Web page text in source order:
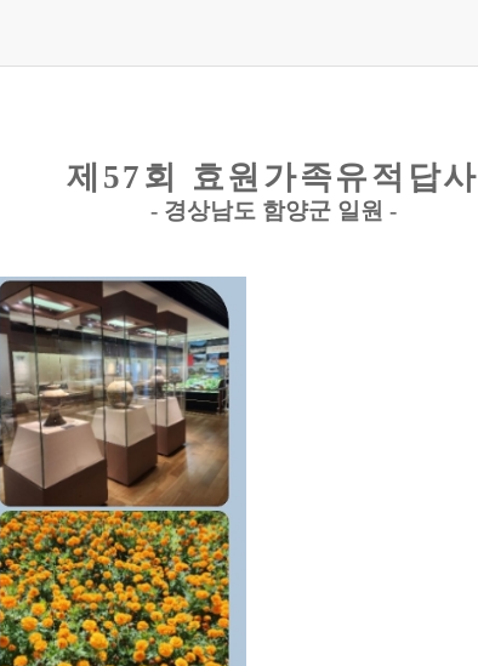
제 57 회 효원가족유적답사
- 경상남도 함양군 일원 -